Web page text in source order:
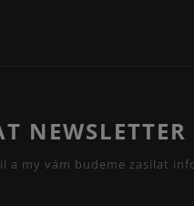
NEWSLETTER
a my vám budeme zasílat